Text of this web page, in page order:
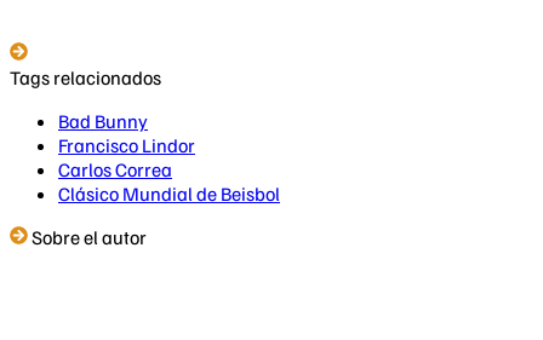
Tags relacionados
Bad Bunny
Francisco Lindor
Carlos Correa
Clásico Mundial de Beisbol
Sobre el autor